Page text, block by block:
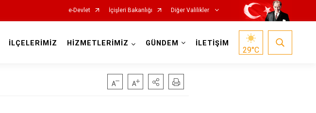
e-Devlet İçişleri Bakanlığı Diğer Valilikler
İLÇELERİMİZ HİZMETLERİMİZ GÜNDEM İLETİŞİM
29°C